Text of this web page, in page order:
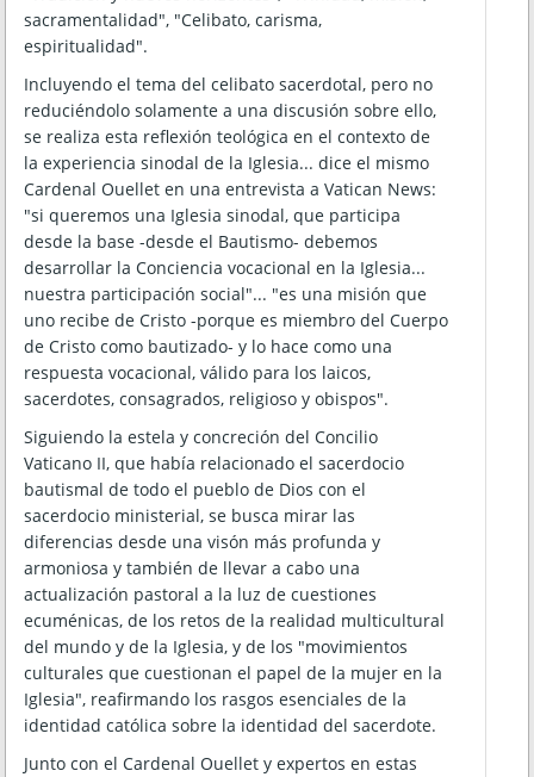
sacramentalidad", "Celibato, carisma,
espiritualidad".
Incluyendo el tema del celibato sacerdotal, pero no
reduciéndolo solamente a una discusión sobre ello,
se realiza esta reflexión teológica en el contexto de
la experiencia sinodal de la Iglesia... dice el mismo
Cardenal Ouellet en una entrevista a Vatican News:
"si queremos una Iglesia sinodal, que participa
desde la base -desde el Bautismo- debemos
desarrollar la Conciencia vocacional en la Iglesia...
nuestra participación social"... "es una misión que
uno recibe de Cristo -porque es miembro del Cuerpo
de Cristo como bautizado- y lo hace como una
respuesta vocacional, válido para los laicos,
sacerdotes, consagrados, religioso y obispos".
Siguiendo la estela y concreción del Concilio
Vaticano II, que había relacionado el sacerdocio
bautismal de todo el pueblo de Dios con el
sacerdocio ministerial, se busca mirar las
diferencias desde una visón más profunda y
armoniosa y también de llevar a cabo una
actualización pastoral a la luz de cuestiones
ecuménicas, de los retos de la realidad multicultural
del mundo y de la Iglesia, y de los "movimientos
culturales que cuestionan el papel de la mujer en la
Iglesia", reafirmando los rasgos esenciales de la
identidad católica sobre la identidad del sacerdote.
Junto con el Cardenal Ouellet y expertos en estas